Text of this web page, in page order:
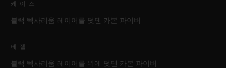
케이스
블랙 텍사리움 레이어를 덧댄 카본 파이버
베젤
블랙 텍사리움 레이어를 위에 덧댄 카본 파이버